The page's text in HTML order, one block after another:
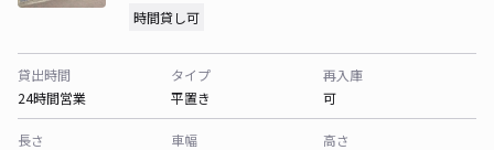
時間貸し可
貸出時間
24時間営業
タイプ
平置き
再入庫
可
長さ
車幅
高さ